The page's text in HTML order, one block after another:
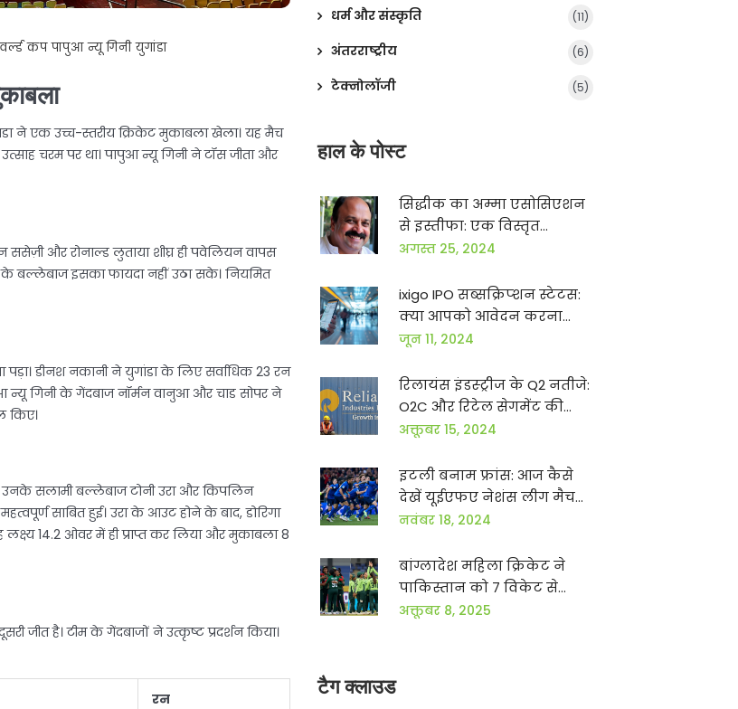
कप पापुआ न्यू गिनी युगांडा
ने एक उच्च-स्तरीय क्रिकेट मुकाबला खेला। यह मैच
चरम पर था। पापुआ न्यू गिनी ने टॉस जीता और
और रोनाल्ड लुताया शीघ्र ही पवेलियन वापस
के बल्लेबाज इसका फायदा नहीं उठा सके। नियमित
डीनश नकानी ने युगांडा के लिए सर्वाधिक 23 रन
न्यू गिनी के गेंदबाज नॉर्मन वानुआ और चाड सोपर ने
किए।
उनके सलामी बल्लेबाज टोनी उरा और किपलिन
साबित हुई। उरा के आउट होने के बाद, डोरिगा
14.2 ओवर में ही प्राप्त कर लिया और मुकाबला 8
जीत है। टीम के गेंदबाजों ने उत्कृष्ट प्रदर्शन किया।
रन
धर्म और संस्कृति (11)
अंतरराष्ट्रीय (6)
टेक्नोलॉजी (5)
हाल के पोस्ट
सिद्धीक का अम्मा एसोसिएशन
से इस्तीफा: एक विस्तृत
विश्लेषण
अगस्त 25, 2024
ixigo IPO सब्सक्रिप्शन स्टेटस:
क्या आपको आवेदन करना
चाहिए?
जून 11, 2024
रिलायंस इंडस्ट्रीज के Q2 नतीजे:
O2C और रिटेल सेगमेंट की
कमजोरियों से प्रभावित
अक्तूबर 15, 2024
इटली बनाम फ्रांस: आज कैसे
देखें यूईएफए नेशंस लीग मैच
लाइव - जानें भारत, यूके और
नवंबर 18, 2024
बांग्लादेश महिला क्रिकेट ने
पाकिस्तान को 7 विकेट से
हराया, विश्व कप 2025 में
अक्तूबर 8, 2025
टैग क्लाउड